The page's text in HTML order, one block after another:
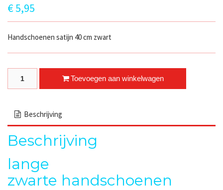
€5,95
Handschoenen satijn 40 cm zwart
lange zwarte handschoenen quantity
Toevoegen aan winkelwagen
Beschrijving
Beschrijving
lange
zwarte handschoenen